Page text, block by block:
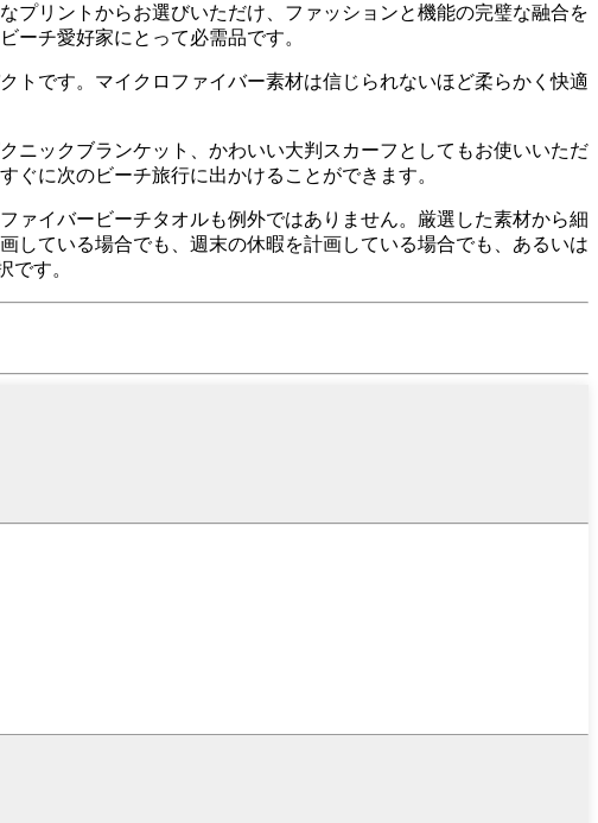
プリントからお選びいただけ、ファッションと機能の完璧な融合を
ーチ愛好家にとって必需品です。
トです。マイクロファイバー素材は信じられないほど柔らかく快適
ニックブランケット、かわいい大判スカーフとしてもお使いいただ
に次のビーチ旅行に出かけることができます。
ァイバービーチタオルも例外ではありません。厳選した素材から細
している場合でも、週末の休暇を計画している場合でも、あるいは
です。